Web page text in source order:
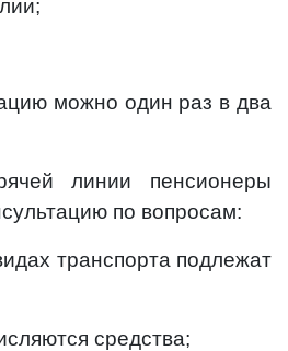
можно один раз в два
линии пенсионеры
по вопросам:
транспорта подлежат
средства;